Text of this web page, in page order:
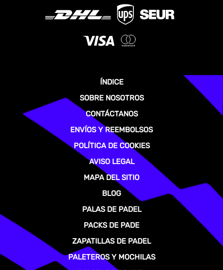
ÍNDICE
SOBRE NOSOTROS
CONTÁCTANOS
ENVÍOS Y REEMBOLSOS
POLÍTICA DE COOKIES
AVISO LEGAL
MAPA DEL SITIO
BLOG
PALAS DE PADEL
PACKS DE PADE
ZAPATILLAS DE PADEL
PALETEROS Y MOCHILAS